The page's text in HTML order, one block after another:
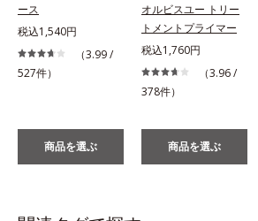
ース
税込1,540円
（3.99 /
527件）
商品を選ぶ
オルビスユー トリー
トメントプライマー
税込1,760円
（3.96 /
378件）
商品を選ぶ